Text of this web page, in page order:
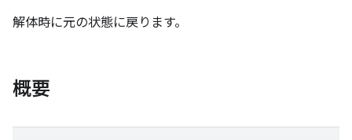
解体時に元の状態に戻ります。
概要